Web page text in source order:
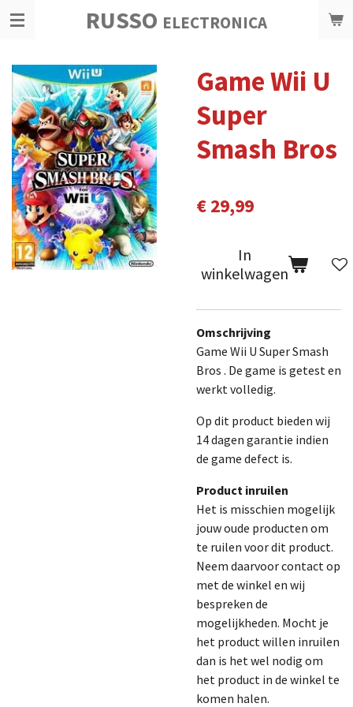
Ga
de
hoofdinhoud
RUSSO ELECTRONICA
Game Wii U
Super
Smash Bros
€ 29,99
In
winkelwagen
Omschrijving
Game Wii U Super Smash
Bros . De game is getest en
werkt volledig.
Op dit product bieden wij
14 dagen garantie indien
de game defect is.
Product inruilen
Het is misschien mogelijk
jouw oude producten om
te ruilen voor dit product.
Neem daarvoor contact op
met de winkel en wij
bespreken de
mogelijkheden. Mocht je
het product willen inruilen
dan is het wel nodig om
het product in de winkel te
komen halen.